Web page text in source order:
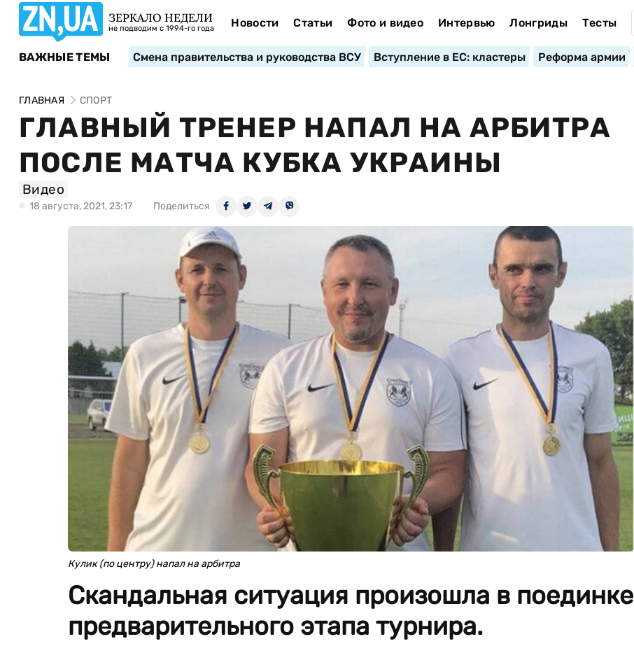
ЗЕРКАЛО НЕДЕЛИ
не подводим с 1994-го года Новости Статьи Фото и видео Интервью Лонгриды Тесты
ВАЖНЫЕ ТЕМЫ Смена правительства и руководства ВСУ Вступление в ЕС: кластеры Реформа армии
ГЛАВНАЯ СПОРТ
ГЛАВНЫЙ ТРЕНЕР НАПАЛ НА АРБИТРА
ПОСЛЕ МАТЧА КУБКА УКРАИНЫ
Видео
18 августа, 2021, 23:17 Поделиться
Кулик (по центру) напал на арбитра
Скандальная ситуация произошла в поединке
предварительного этапа турнира.